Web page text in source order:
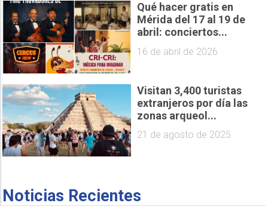
Qué hacer gratis en
Mérida del 17 al 19 de
abril: conciertos...
16 de abril de 2026
Visitan 3,400 turistas
extranjeros por día las
zonas arqueol...
21 de agosto de 2025
Noticias Recientes